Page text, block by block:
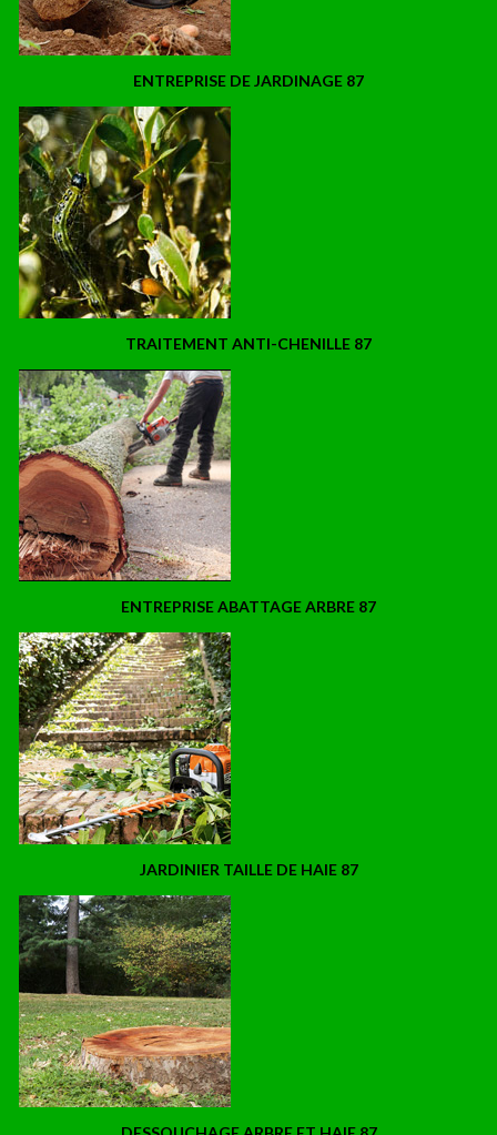
ENTREPRISE DE JARDINAGE 87
TRAITEMENT ANTI-CHENILLE 87
ENTREPRISE ABATTAGE ARBRE 87
JARDINIER TAILLE DE HAIE 87